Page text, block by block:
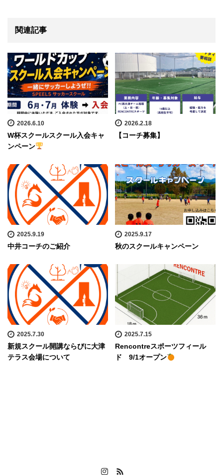
関連記事
2026.6.10
W杯スクールスクール入会キャ
ンペーン
2026.2.18
【コーチ募集】
2025.9.19
中井コーチのご紹介
2025.9.17
秋のスクールキャンペーン
2025.7.30
新規スクール開講ならびに大津
テラス会場について
2025.7.15
Rencontreスポーツフィール
ド 9/1オープン
Instagram